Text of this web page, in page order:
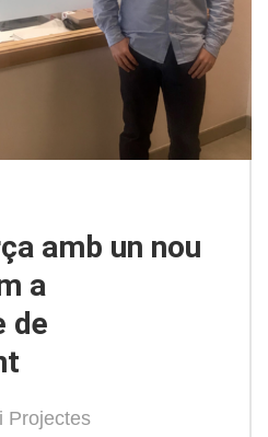
amb un nou
a
de
Projectes